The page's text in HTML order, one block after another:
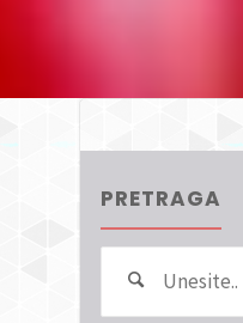
PRETRAGA
Pretraga